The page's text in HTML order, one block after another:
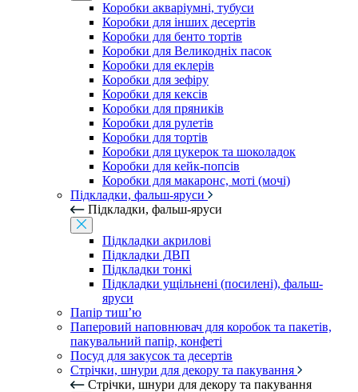
Коробки акваріумні, тубуси
Коробки для інших десертів
Коробки для бенто тортів
Коробки для Великодніх пасок
Коробки для еклерів
Коробки для зефіру
Коробки для кексів
Коробки для пряників
Коробки для рулетів
Коробки для тортів
Коробки для цукерок та шоколадок
Коробки для кейк-попсів
Коробки для макаронс, моті (мочі)
Підкладки, фальш-яруси
Підкладки, фальш-яруси
Підкладки акрилові
Підкладки ДВП
Підкладки тонкі
Підкладки ущільнені (посилені), фальш-
яруси
Папір тиш’ю
Паперовий наповнювач для коробок та пакетів,
пакувальний папір, конфеті
Посуд для закусок та десертів
Стрічки, шнури для декору та пакування
Стрічки, шнури для декору та пакування